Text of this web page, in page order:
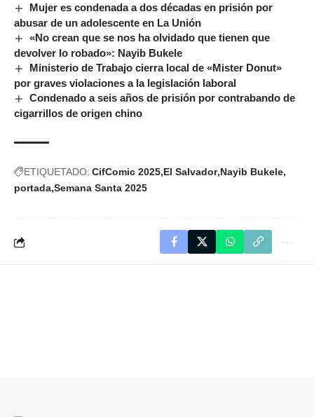
Mujer es condenada a dos décadas en prisión por
abusar de un adolescente en La Unión
«No crean que se nos ha olvidado que tienen que
devolver lo robado»: Nayib Bukele
Ministerio de Trabajo cierra local de «Mister Donut»
por graves violaciones a la legislación laboral
Condenado a seis años de prisión por contrabando de
cigarrillos de origen chino
ETIQUETADO: CifComic 2025 El Salvador Nayib Bukele
portada Semana Santa 2025